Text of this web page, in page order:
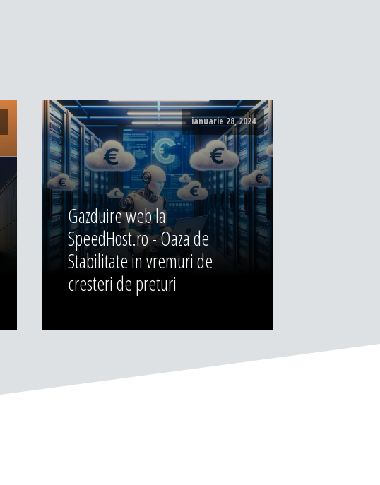
ianuarie 28, 2024
Gazduire web la
SpeedHost.ro - Oaza de
Stabilitate in vremuri de
cresteri de preturi